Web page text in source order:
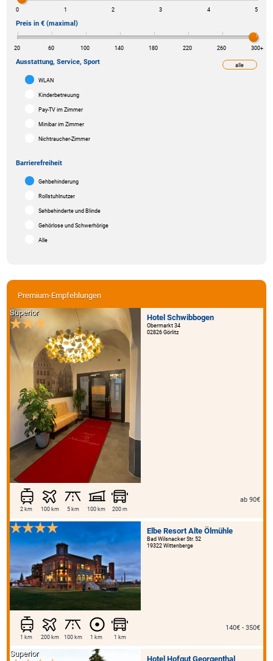
Premium-Empfehlungen
Hotel Schwibbogen
Obermarkt 34
02826 Görlitz
Superior
2 km 100 km 5 km 100 km 200 m
ab 90€
Elbe Resort Alte Ölmühle
Bad Wilsnacker Str. 52
19322 Wittenberge
1 km 200 km 100 km 1 km 1 km
140€ - 350€
Hotel Hofgut Georgenthal
Superior
0 1 2 3 4 5
Preis in € (maximal)
20 60 100 140 180 220 260 300+
alle
Ausstattung, Service, Sport
WLAN
Kinderbetreuung
Pay-TV im Zimmer
Minibar im Zimmer
Nichtraucher-Zimmer
Barrierefreiheit
Gehbehinderung
Rollstuhlnutzer
Sehbehinderte und Blinde
Gehörlose und Schwerhörige
Alle